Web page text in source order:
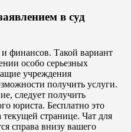
в суд
финансов. Такой вариант
особо серьезных
учреждения
получить услуги.
следует получить
юриста. Бесплатно это
странице. Чат для
справа внизу вашего